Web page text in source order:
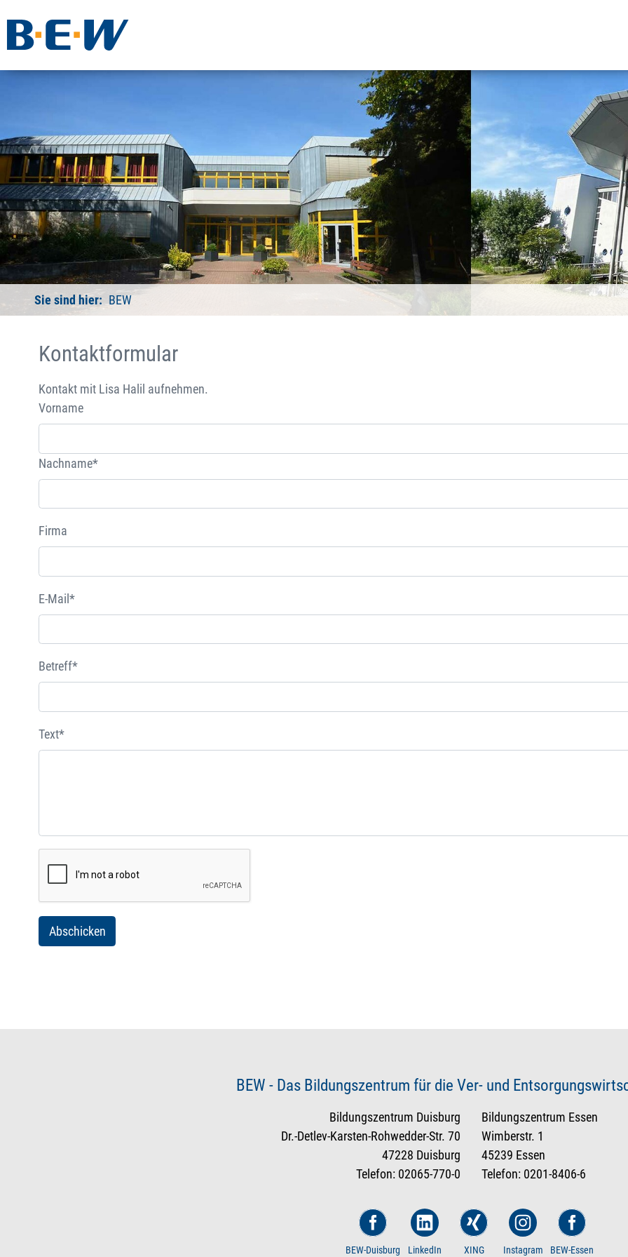
Sie sind hier: BEW
Kontaktformular
Kontakt mit Lisa Halil aufnehmen.
Vorname
Nachname*
Firma
E-Mail*
Betreff*
Text*
BEW - Das Bildungszentrum für die Ver- und
Bildungszentrum Duisburg
Dr.-Detlev-Karsten-Rohwedder-Str. 70
47228 Duisburg
Telefon: 02065-770-0
Bildungszentrum Essen
Wimberstr. 1
45239 Essen
Telefon: 0201-8406-6
BEW-Duisburg LinkedIn XING Instagram BEW-Essen